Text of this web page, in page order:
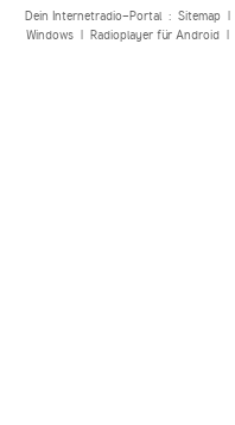
Dein Internetradio-Portal : Sitemap|
Windows| Radioplayer für Android|